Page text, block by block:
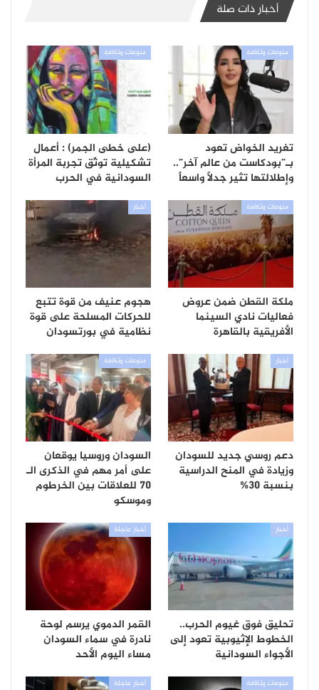
أخبار ذات صلة
منوعات وثقافة
تغريد الخواض تعود
بـ”بودكاست من عالم آخر”..
وإطلالتها تثير جدلاً واسعاً
منوعات وثقافة
(على خطى الجمر) : أعمال
تشكيلية توثّق تجربة المرأة
السودانية في الحرب
منوعات وثقافة
ملكة القطن ضمن عروض
فعاليات نادي السينما
الأفريقية بالقاهرة
أخبار
هجوم عنيف من قوة تتبع
للحركات المسلحة على قوة
نظامية في بورتسودان
أخبار
دعم روسي جديد للسودان
وزيادة في المنح الدراسية
بنسبة 30%
منوعات وثقافة
السودان وروسيا يوقعان
على أمر مهم في الذكرى الـ
70 للعلاقات بين الخرطوم
وموسكو
أخبار
تحليق فوق غيوم الحرب..
الخطوط الإثيوبية تعود إلى
الأجواء السودانية
أخبار عاجلة
القمر الدموي يرسم لوحة
نادرة في سماء السودان
مساء اليوم الأحد
منوعات وثقافة أخبار عاجلة